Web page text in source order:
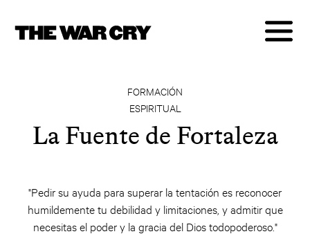
FORMACIÓN
ESPIRITUAL
La Fuente de Fortaleza
"Pedir su ayuda para superar la tentación es reconocer
humildemente tu debilidad y limitaciones, y admitir que
necesitas el poder y la gracia del Dios todopoderoso."